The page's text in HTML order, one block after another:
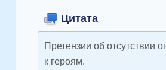
Цитата
Претензии об отсутствии
к героям.